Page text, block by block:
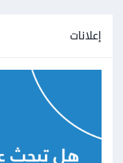
إعلانات